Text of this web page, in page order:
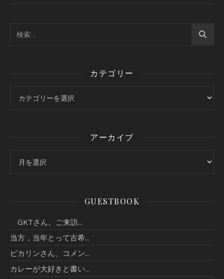
カテゴリー
アーカイブ
GUESTBOOK
GKTさん。ご来訪...
当方，当年とって古希...
ピカリンさん、コメン...
カレーが大好きと書い...